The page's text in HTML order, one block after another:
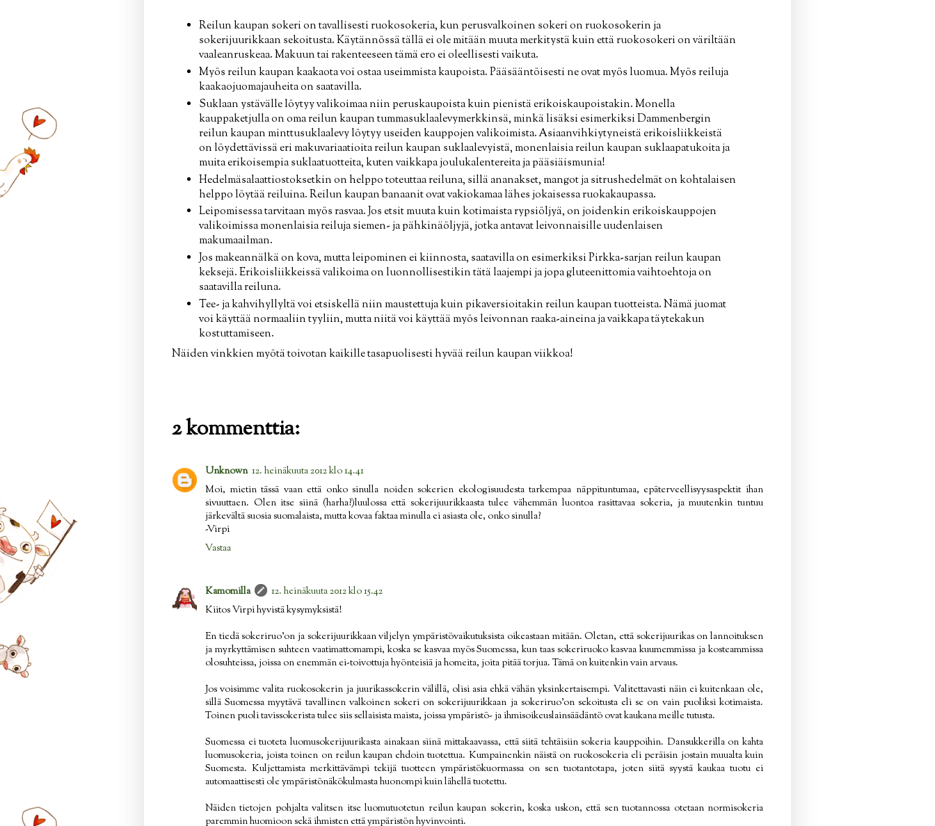
Reilun kaupan sokeri on tavallisesti ruokosokeria, kun perusvalkoinen sokeri on ruokosokerin ja
sokerijuurikkaan sekoitusta. Käytännössä tällä ei ole mitään muuta merkitystä kuin että ruokosokeri on väriltään
vaaleanruskeaa. Makuun tai rakenteeseen tämä ero ei oleellisesti vaikuta.
Myös reilun kaupan kaakaota voi ostaa useimmista kaupoista. Pääsääntöisesti ne ovat myös luomua. Myös reiluja
kaakaojuomajauheita on saatavilla.
Suklaan ystävälle löytyy valikoimaa niin peruskaupoista kuin pienistä erikoiskaupoistakin. Monella
kauppaketjulla on oma reilun kaupan tummasuklaalevymerkkinsä, minkä lisäksi esimerkiksi Dammenbergin
reilun kaupan minttusuklaalevy löytyy useiden kauppojen valikoimista. Asiaanvihkiytyneistä erikoisliikkeistä
on löydettävissä eri makuvariaatioita reilun kaupan suklaalevyistä, monenlaisia reilun kaupan suklaapatukoita ja
muita erikoisempia suklaatuotteita, kuten vaikkapa joulukalentereita ja pääsiäismunia!
Hedelmäsalaattiostoksetkin on helppo toteuttaa reiluna, sillä ananakset, mangot ja sitrushedelmät on kohtalaisen
helppo löytää reiluina. Reilun kaupan banaanit ovat vakiokamaa lähes jokaisessa ruokakaupassa.
Leipomisessa tarvitaan myös rasvaa. Jos etsit muuta kuin kotimaista rypsiöljyä, on joidenkin erikoiskauppojen
valikoimissa monenlaisia reiluja siemen- ja pähkinäöljyjä, jotka antavat leivonnaisille uudenlaisen
makumaailman.
Jos makeannälkä on kova, mutta leipominen ei kiinnosta, saatavilla on esimerkiksi Pirkka-sarjan reilun kaupan
keksejä. Erikoisliikkeissä valikoima on luonnollisestikin tätä laajempi ja jopa gluteenittomia vaihtoehtoja on
saatavilla reiluna.
Tee- ja kahvihyllyltä voi etsiskellä niin maustettuja kuin pikaversioitakin reilun kaupan tuotteista. Nämä juomat
voi käyttää normaaliin tyyliin, mutta niitä voi käyttää myös leivonnan raaka-aineina ja vaikkapa täytekakun
kostuttamiseen.
Näiden vinkkien myötä toivotan kaikille tasapuolisesti hyvää reilun kaupan viikkoa!
2 kommenttia:
Unknown 12. heinäkuuta 2012 klo 14.41
Moi, mietin tässä vaan että onko sinulla noiden sokerien ekologisuudesta tarkempaa näppituntumaa, epäterveellisyysaspektit ihan
sivuuttaen. Olen itse siinä (harha?)luulossa että sokerijuurikkaasta tulee vähemmän luontoa rasittavaa sokeria, ja muutenkin tuntuu
järkevältä suosia suomalaista, mutta kovaa faktaa minulla ei asiasta ole, onko sinulla?
-Virpi
Vastaa
Kamomilla
12. heinäkuuta 2012 klo 15.42
Kiitos Virpi hyvistä kysymyksistä!
En tiedä sokeriruo'on ja sokerijuurikkaan viljelyn ympäristövaikutuksista oikeastaan mitään. Oletan, että sokerijuurikas on lannoituksen
ja myrkyttämisen suhteen vaatimattomampi, koska se kasvaa myös Suomessa, kun taas sokeriruoko kasvaa kuumemmissa ja kosteammissa
olosuhteissa, joissa on enemmän ei-toivottuja hyönteisiä ja homeita, joita pitää torjua. Tämä on kuitenkin vain arvaus.
Jos voisimme valita ruokosokerin ja juurikassokerin välillä, olisi asia ehkä vähän yksinkertaisempi. Valitettavasti näin ei kuitenkaan ole,
sillä Suomessa myytävä tavallinen valkoinen sokeri on sokerijuurikkaan ja sokeriruo'on sekoitusta eli se on vain puoliksi kotimaista.
Toinen puoli tavissokerista tulee siis sellaisista maista, joissa ympäristö- ja ihmisoikeuslainsäädäntö ovat kaukana meille tutusta.
Suomessa ei tuoteta luomusokerijuurikasta ainakaan siinä mittakaavassa, että siitä tehtäisiin sokeria kauppoihin. Dansukkerilla on kahta
luomusokeria, joista toinen on reilun kaupan ehdoin tuotettua. Kumpainenkin näistä on ruokosokeria eli peräisin jostain muualta kuin
Suomesta. Kuljettamista merkittävämpi tekijä tuotteen ympäristökuormassa on sen tuotantotapa, joten siitä syystä kaukaa tuotu ei
automaattisesti ole ympäristönäkökulmasta huonompi kuin lähellä tuotettu.
Näiden tietojen pohjalta valitsen itse luomutuotetun reilun kaupan sokerin, koska uskon, että sen tuotannossa otetaan normisokeria
paremmin huomioon sekä ihmisten että ympäristön hyvinvointi.